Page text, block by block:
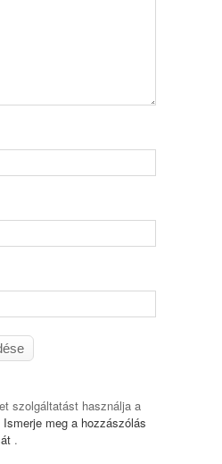
szolgáltatást használja a
Ismerje meg a hozzászólás
.